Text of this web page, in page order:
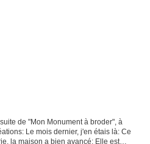
de "Mon Monument à broder", à
Le mois dernier, j'en étais là: Ce
la maison a bien avancé: Elle est